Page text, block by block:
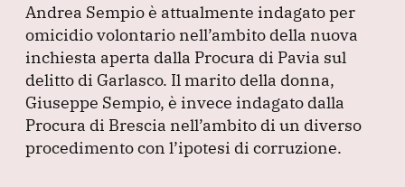
Andrea Sempio è attualmente indagato per
omicidio volontario nell’ambito della nuova
inchiesta aperta dalla Procura di Pavia sul
delitto di Garlasco. Il marito della donna,
Giuseppe Sempio, è invece indagato dalla
Procura di Brescia nell’ambito di un diverso
procedimento con l’ipotesi di corruzione.